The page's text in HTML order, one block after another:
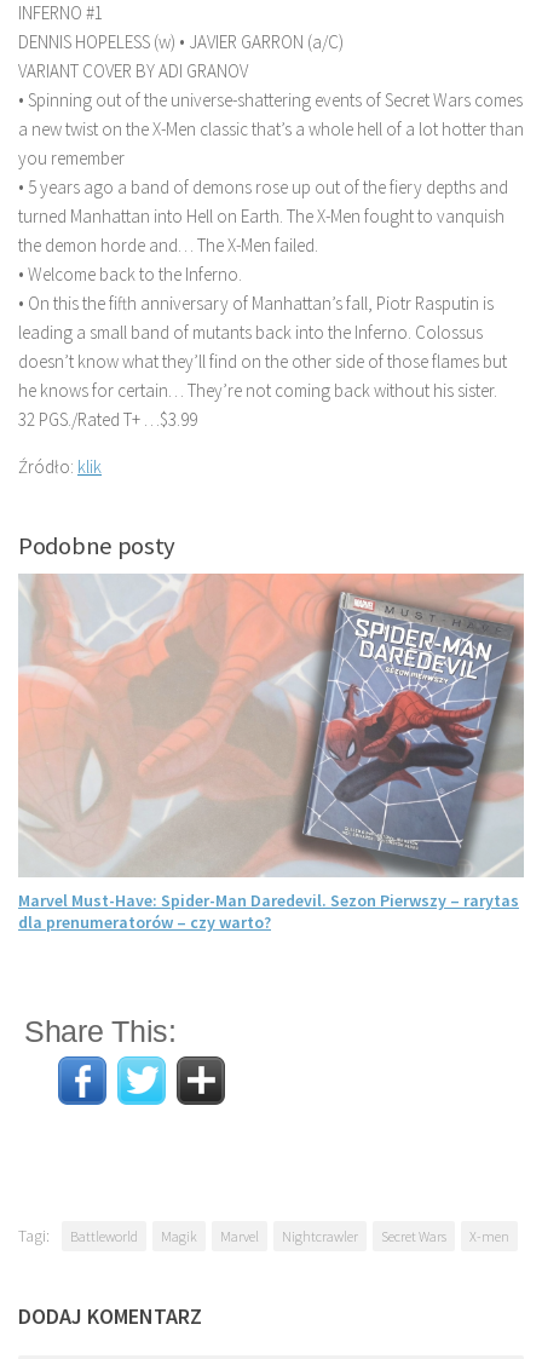
INFERNO #1
DENNIS HOPELESS (w) • JAVIER GARRON (a/C)
VARIANT COVER BY ADI GRANOV
• Spinning out of the universe-shattering events of Secret Wars comes
a new twist on the X-Men classic that’s a whole hell of a lot hotter than
you remember
• 5 years ago a band of demons rose up out of the fiery depths and
turned Manhattan into Hell on Earth. The X-Men fought to vanquish
the demon horde and… The X-Men failed.
• Welcome back to the Inferno.
• On this the fifth anniversary of Manhattan’s fall, Piotr Rasputin is
leading a small band of mutants back into the Inferno. Colossus
doesn’t know what they’ll find on the other side of those flames but
he knows for certain… They’re not coming back without his sister.
32 PGS./Rated T+ …$3.99
Źródło: klik
Podobne posty
Marvel Must-Have: Spider-Man Daredevil. Sezon Pierwszy – rarytas
dla prenumeratorów – czy warto?
Share This:
Tagi: Battleworld Magik Marvel Nightcrawler Secret Wars X-men
DODAJ KOMENTARZ